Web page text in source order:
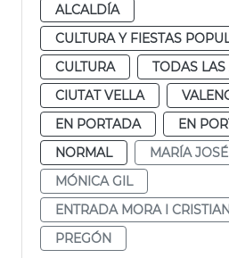
ALCALDÍA
CULTURA Y FIESTAS
CULTURA
TODAS
CIUTAT VELLA
EN PORTADA
EN
NORMAL
MARÍA
MÓNICA GIL
ENTRADA MORA I
PREGÓN